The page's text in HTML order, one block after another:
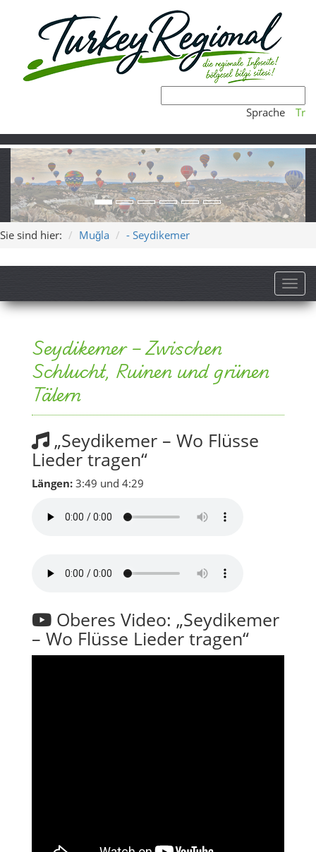
Sprache Tr
Sie sind hier: Muğla - Seydikemer
Seydikemer – Zwischen
Schlucht, Ruinen und grünen
Tälern
„Seydikemer – Wo Flüsse
Lieder tragen“
Längen: 3:49 und 4:29
Oberes Video: „Seydikemer
– Wo Flüsse Lieder tragen“